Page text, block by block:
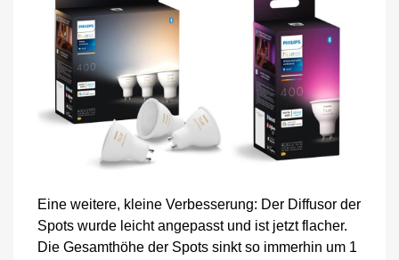
Eine weitere, kleine Verbesserung: Der Diffusor der
Spots wurde leicht angepasst und ist jetzt flacher.
Die Gesamthöhe der Spots sinkt so immerhin um 1